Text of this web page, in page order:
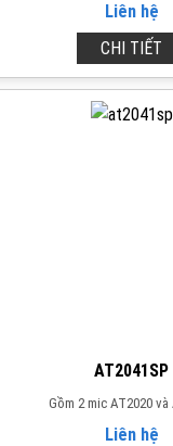
Liên hệ
CHI TIẾT
AT2041SP
Gồm 2 mic AT2020 và
Liên hệ